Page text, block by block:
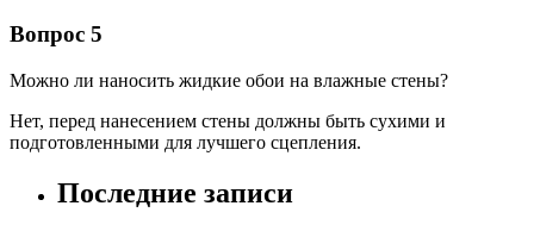
Вопрос 5
Можно ли наносить жидкие обои на влажные стены?
Нет, перед нанесением стены должны быть сухими и
подготовленными для лучшего сцепления.
Последние записи